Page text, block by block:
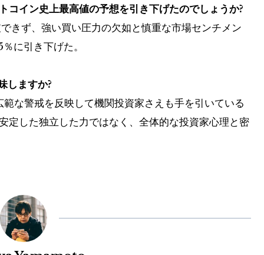
イン史上最高値の予想を引き下げたのでしょうか?
きず、強い買い圧力の欠如と慎重な市場センチメン
に引き下げた。
しますか?
な警戒を反映して機関投資家さえも手を引いている
した独立した力ではなく、全体的な投資家心理と密